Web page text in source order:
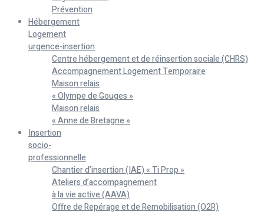
Prévention
Hébergement
Logement
urgence-insertion
Centre hébergement et de réinsertion sociale (CHRS)
Accompagnement Logement Temporaire
Maison relais
« Olympe de Gouges »
Maison relais
« Anne de Bretagne »
Insertion
socio-
professionnelle
Chantier d’insertion (IAE) « Ti Prop »
Ateliers d’accompagnement
à la vie active (AAVA)
Offre de Repérage et de Remobilisation (O2R)